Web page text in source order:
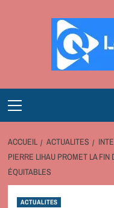
Menu
ACCUEIL ACTUALITES
PIERRE LIHAU PROMET LA
ÉQUITABLES
ACTUALITES